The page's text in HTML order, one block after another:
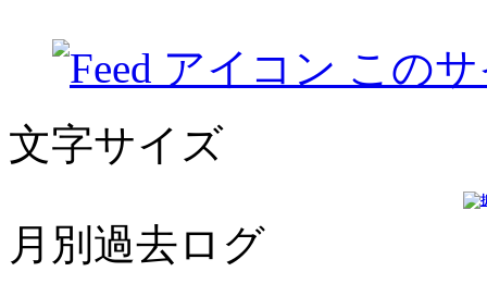
この
文字サイズ
月別過去ログ